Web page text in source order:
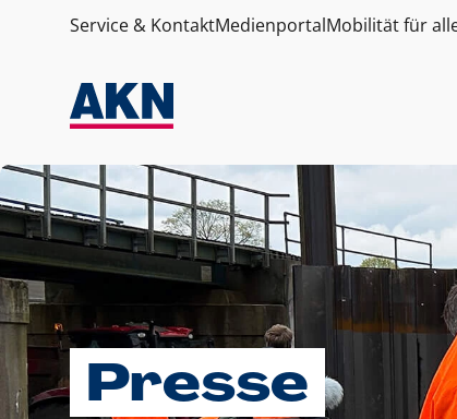
Service & KontaktMedienportalMobilität für
Presse